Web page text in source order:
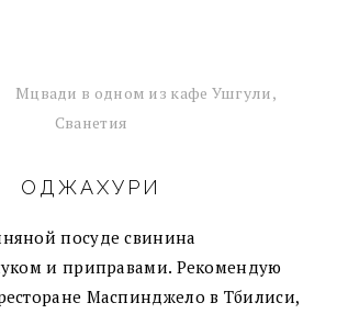
Мцвади в одном из кафе Ушгули,
Сванетия
ОДЖАХУРИ
посуде свинина
и приправами. Рекомендую
Маспинджело в Тбилиси,